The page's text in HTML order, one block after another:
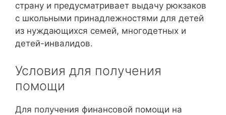
страну и предусматривает выдачу рюкзаков
с школьными принадлежностями для детей
из нуждающихся семей, многодетных и
детей-инвалидов.
Условия для получения
помощи
Для получения финансовой помощи на